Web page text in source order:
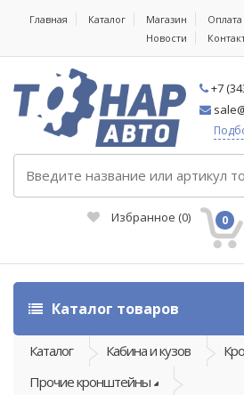
Главная Каталог Магазин Оплата
Новости
+7
Избранное (0) 0
Каталог товаров
Каталог Кабина и кузов
Прочие кронштейны